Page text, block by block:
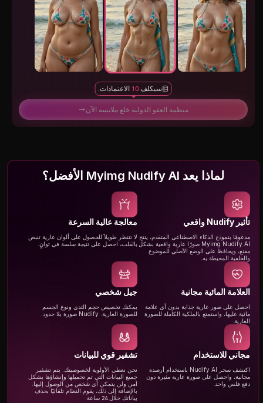
منظمة العفو الدولية خلع ملابسه الآن
سيكلف10 الاعتمادات.
لماذا يعد Myimg Nudify AI الأفضل؟
تأثير Nudify واقعي
مدعومًا بنموذج الذكاء الاصطناعي المتقدم، ينتج
Myimg Nudify AI صورًا عارية واقعية بشكل
مقنع، ويحافظ على الوضع الأصلي للموضوع
والخلفية المحيطة به.
معالجة عالية السرعة
لا تنتظر طويلاً للحصول على ألوان عارية تنبض
بالقلب، احصل على نتيجة سلسة في ثوانٍ.
العلامة المائية مجانية
احصل على صور عارية جذابة بدون أي علامة
مائية عليها، واستمتع بالملكية الكاملة للصورة
العارية.
جيل شخصي
يمكنك تخصيص حجم الثدي ونوع الجسم
للصورة العارية. Nudify صورة بلا حدود.
مجاني للاستخدام
اكتشف سحر Nudify AI باستخدام أرصدة
مجانية، واحصل على صورة عارية مثيرة دون
دفع فلس واحد.
تشفير قوي للبيانات
نحن نعطي الأولوية لخصوصيتك. يتم تشفير
جميع البيانات التي تم تحميلها وإنشاؤها بشكل
آمن ولن يتمكن أي شخص من الوصول إليها.
بالإضافة إلى ذلك، يقوم النظام تلقائيًا بحذف
بياناتك خلال 24 ساعة.